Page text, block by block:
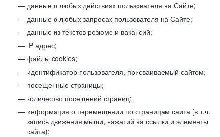
данные о любых действиях пользователя на Сайте;
данные о любых запросах пользователя на Сайте;
данные из текстов резюме и вакансий;
IP адрес;
файлы cookies;
идентификатор пользователя, присваиваемый сайтом;
посещенные страницы;
количество посещений страниц;
информация о перемещении по страницам сайта (в т.ч.
запись движения мыши, нажатий на ссылки и элементы
сайта);